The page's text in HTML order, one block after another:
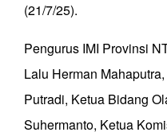
(21/7/25).
Pengurus IMI Provinsi
Lalu Herman
Putradi, Ketua Bidang
Suhermanto, Ketua